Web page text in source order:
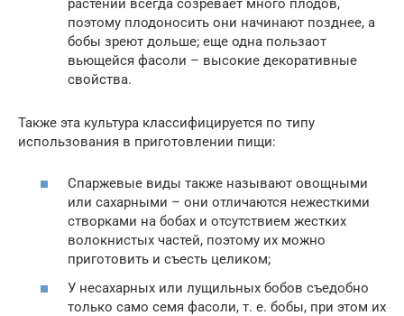
поэтому плодоносить они начинают позднее, а
бобы зреют дольше; еще одна пользаот
вьющейся фасоли – высокие декоративные
свойства.
Также эта культура классифицируется по типу
использования в приготовлении пищи:
Спаржевые виды также называют овощными
или сахарными – они отличаются нежесткими
створками на бобах и отсутствием жестких
волокнистых частей, поэтому их можно
приготовить и съесть целиком;
У несахарных или лущильных бобов съедобно
только само семя фасоли, т. е. бобы, при этом их